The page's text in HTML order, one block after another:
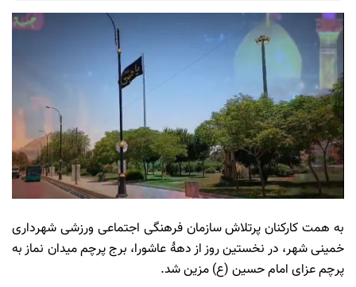
به همت کارکنان پرتلاش سازمان فرهنگی اجتماعی ورزشی شهرداری
خمینی شهر، در نخستین روز از دهۀ عاشورا، برج پرچم میدان نماز به
پرچم عزای امام حسین (ع) مزین شد.